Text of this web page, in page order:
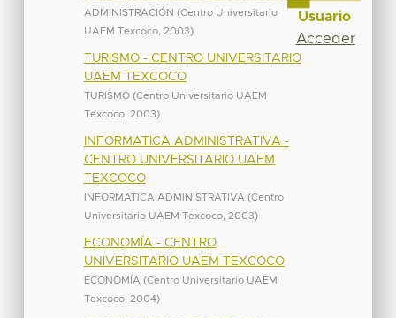
ADMINISTRACIÓN (Centro Universitario
UAEM Texcoco, 2003)
TURISMO - CENTRO UNIVERSITARIO
UAEM TEXCOCO
TURISMO (Centro Universitario UAEM
Texcoco, 2003)
INFORMATICA ADMINISTRATIVA -
CENTRO UNIVERSITARIO UAEM
TEXCOCO
INFORMATICA ADMINISTRATIVA (Centro
Universitario UAEM Texcoco, 2003)
ECONOMÍA - CENTRO
UNIVERSITARIO UAEM TEXCOCO
ECONOMÍA (Centro Universitario UAEM
Texcoco, 2004)
Usuario
Acceder